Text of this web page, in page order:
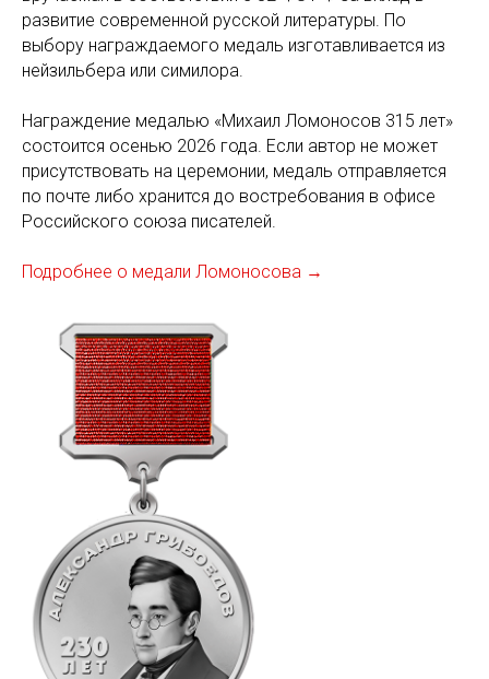
развитие современной русской литературы. По
выбору награждаемого медаль изготавливается из
нейзильбера или симилора.
Награждение медалью «Михаил Ломоносов 315 лет»
состоится осенью 2026 года. Если автор не может
присутствовать на церемонии, медаль отправляется
по почте либо хранится до востребования в офисе
Российского союза писателей.
Подробнее о медали Ломоносова →